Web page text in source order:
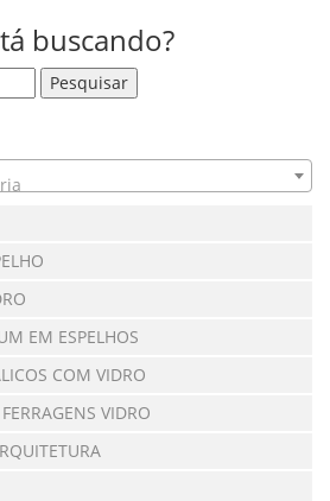
buscando?
EM ESPELHOS
COM VIDRO
VIDRO